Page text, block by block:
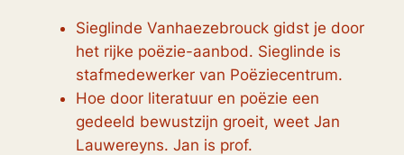
Sieglinde Vanhaezebrouck gidst je door
het rijke poëzie-aanbod. Sieglinde is
stafmedewerker van Poëziecentrum.
Hoe door literatuur en poëzie een
gedeeld bewustzijn groeit, weet Jan
Lauwereyns. Jan is prof.